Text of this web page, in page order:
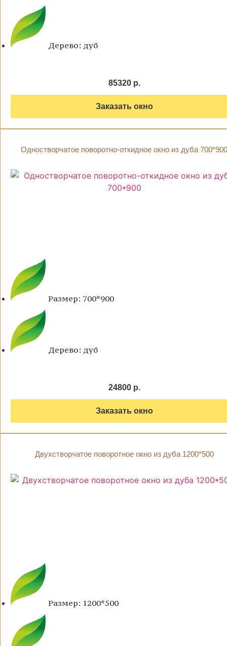
Дерево: дуб
85320 р.
Заказать окно
Одностворчатое поворотно-откидное окно из дуба 700*900
Размер: 700*900
Дерево: дуб
24800 р.
Заказать окно
Двухстворчатое поворотное окно из дуба 1200*500
Размер: 1200*500